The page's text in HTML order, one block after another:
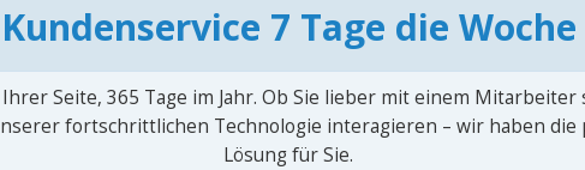
Kundenservice 7 Tage die Woche
Seite, 365 Tage im Jahr. Ob Sie lieber mit einem Mitarbeiter
fortschrittlichen Technologie interagieren – wir haben die
Lösung für Sie.